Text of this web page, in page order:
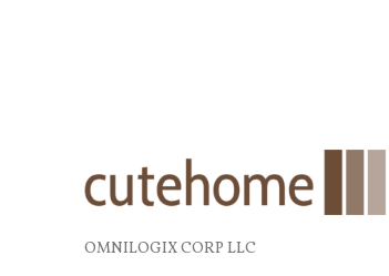
OMNILOGIX CORP LLC